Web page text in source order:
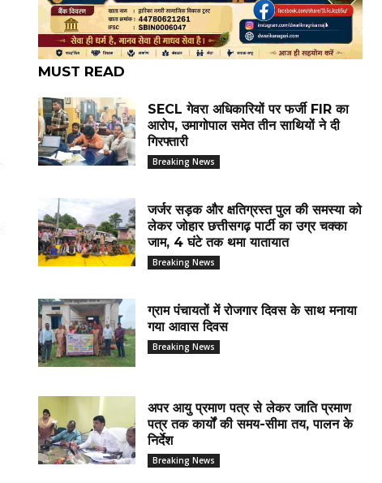
MUST READ
SECL गेवरा अधिकारियों पर फर्जी FIR का
आरोप, उमागोपाल समेत तीन साथियों ने दी
गिरफ्तारी
Breaking News
जर्जर सड़क और क्षतिग्रस्त पुल की समस्या को
लेकर जोहार छत्तीसगढ़ पार्टी का उग्र चक्का
जाम, 4 घंटे तक थमा यातायात
Breaking News
ग्राम पंचायतों में रोजगार दिवस के साथ मनाया
गया आवास दिवस
Breaking News
अपर आयु प्रमाण पत्र से लेकर जाति प्रमाण
पत्र तक कार्यों की समय-सीमा तय, पालन के
निर्देश
Breaking News